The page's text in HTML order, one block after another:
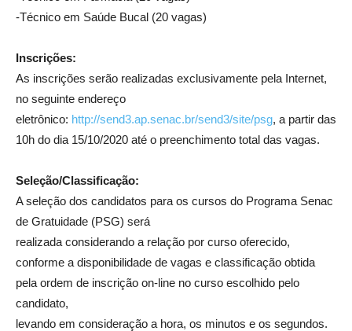
-Técnico em Saúde Bucal (20 vagas)
Inscrições:
As inscrições serão realizadas exclusivamente pela Internet,
no seguinte endereço
eletrônico: http://send3.ap.senac.br/send3/site/psg, a partir das
10h do dia 15/10/2020 até o preenchimento total das vagas.
Seleção/Classificação:
A seleção dos candidatos para os cursos do Programa Senac
de Gratuidade (PSG) será
realizada considerando a relação por curso oferecido,
conforme a disponibilidade de vagas e classificação obtida
pela ordem de inscrição on-line no curso escolhido pelo
candidato,
levando em consideração a hora, os minutos e os segundos.